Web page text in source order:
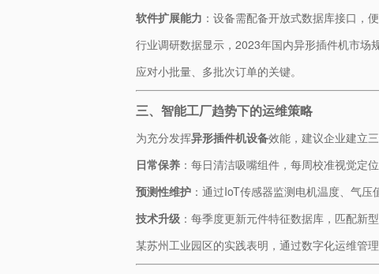
​软件扩展能力​ ：设备需配备开放式数据库接口，
行业调研数据显示，2023年国内异形插件机市场
应对小批量、多批次订单的关键。
三、智能工厂趋势下的运维策略
为充分发挥​​异形插件机设备​效能，建议企业建立
​日常保养​ ：每日清洁吸嘴组件，每周校准视觉定位
​预测性维护​ ：通过IoT传感器监测电机温度、气压
​技术升级​ ：每季度更新元件特征数据库，匹配新
某苏州工业园区的实践表明，通过数字化运维管